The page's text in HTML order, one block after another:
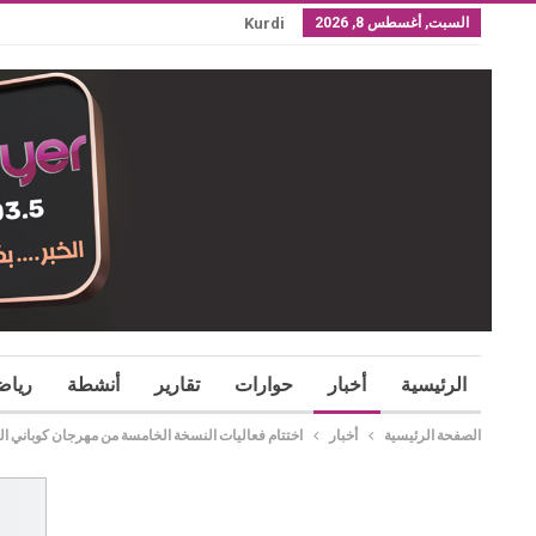
السبت, أغسطس 8, 2026 Kurdi
الرئيسية أخبار حوارات تقارير أنشطة
الصفحة الرئيسية أخبار اختتام فعاليات النسخة الخامسة من مهرجان كوباني